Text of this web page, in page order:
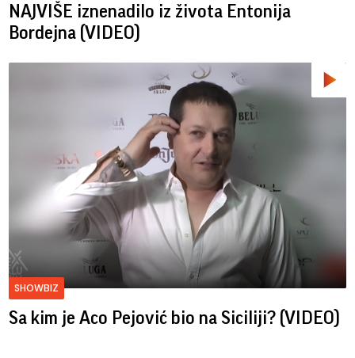
NAJVIŠE iznenadilo iz života Entonija
Bordejna (VIDEO)
SHOWBIZ
Sa kim je Aco Pejović bio na Siciliji? (VIDEO)